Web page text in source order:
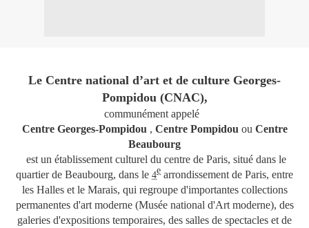
Le Centre national d’art et de culture Georges-
Pompidou (CNAC),
communément appelé
Centre Georges-Pompidou , Centre Pompidou ou Centre
Beaubourg
est un établissement culturel du centre de Paris, situé dans le
quartier de Beaubourg, dans le 4e arrondissement de Paris, entre
les Halles et le Marais, qui regroupe d'importantes collections
permanentes d'art moderne (Musée national d'Art moderne), des
galeries d'expositions temporaires, des salles de spectacles et de